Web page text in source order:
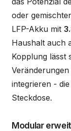
oder
LFP-Akku mit
Haushalt auch
Kopplung lässt
integrieren -
Steckdose.
Modular